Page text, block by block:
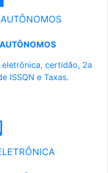
certidão, 2a
ISSQN e Taxas.